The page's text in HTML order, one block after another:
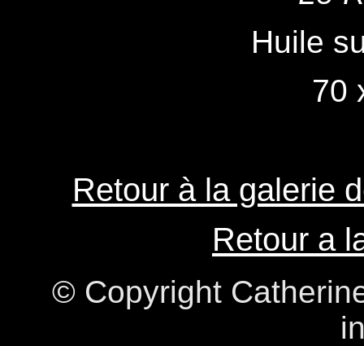
Huile
70
Retour à la galerie
Retour a
© Copyright